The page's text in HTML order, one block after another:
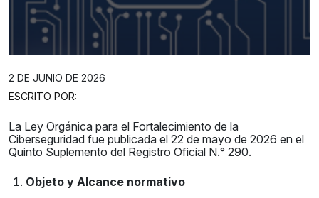
2 DE JUNIO DE 2026
ESCRITO POR:
La Ley Orgánica para el Fortalecimiento de la
Ciberseguridad fue publicada el 22 de mayo de 2026 en el
Quinto Suplemento del Registro Oficial N.° 290.
Objeto y Alcance normativo